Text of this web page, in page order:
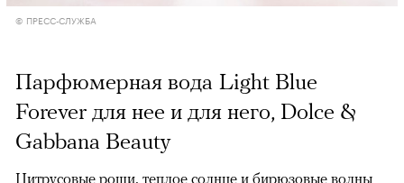
© ПРЕСС-СЛУЖБА
Парфюмерная вода Light Blue
Forever для нее и для него, Dolce &
Gabbana Beauty
Цитрусовые рощи, теплое солнце и бирюзовые волны